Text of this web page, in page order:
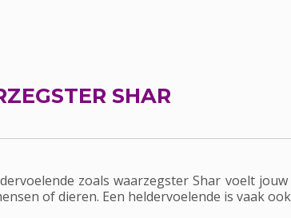
SHAR
zoals waarzegster Shar voelt
of dieren. Een heldervoelende is vaak